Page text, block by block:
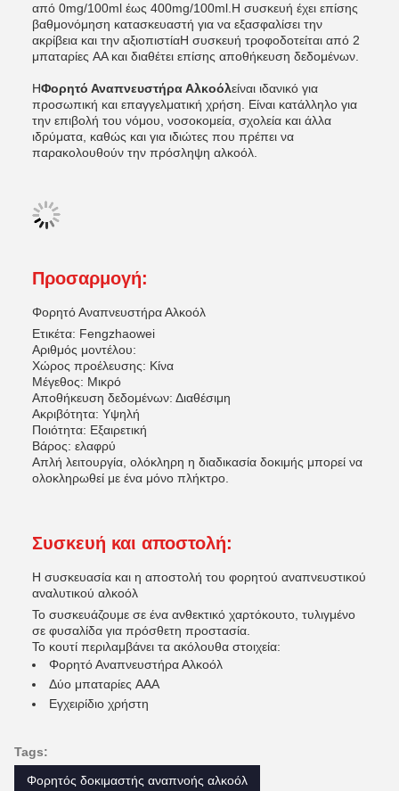
από 0mg/100ml έως 400mg/100ml.Η συσκευή έχει επίσης
βαθμονόμηση κατασκευαστή για να εξασφαλίσει την
ακρίβεια και την αξιοπιστίαΗ συσκευή τροφοδοτείται από 2
μπαταρίες AA και διαθέτει επίσης αποθήκευση δεδομένων.
ΗΦορητό Αναπνευστήρα Αλκοόλείναι ιδανικό για
προσωπική και επαγγελματική χρήση. Είναι κατάλληλο για
την επιβολή του νόμου, νοσοκομεία, σχολεία και άλλα
ιδρύματα, καθώς και για ιδιώτες που πρέπει να
παρακολουθούν την πρόσληψη αλκοόλ.
Προσαρμογή:
Φορητό Αναπνευστήρα Αλκοόλ
Ετικέτα: Fengzhaowei
Αριθμός μοντέλου:
Χώρος προέλευσης: Κίνα
Μέγεθος: Μικρό
Αποθήκευση δεδομένων: Διαθέσιμη
Ακριβότητα: Υψηλή
Ποιότητα: Εξαιρετική
Βάρος: ελαφρύ
Απλή λειτουργία, ολόκληρη η διαδικασία δοκιμής μπορεί να
ολοκληρωθεί με ένα μόνο πλήκτρο.
Συσκευή και αποστολή:
Η συσκευασία και η αποστολή του φορητού αναπνευστικού
αναλυτικού αλκοόλ
Το συσκευάζουμε σε ένα ανθεκτικό χαρτόκουτο, τυλιγμένο
σε φυσαλίδα για πρόσθετη προστασία.
Το κουτί περιλαμβάνει τα ακόλουθα στοιχεία:
Φορητό Αναπνευστήρα Αλκοόλ
Δύο μπαταρίες AAA
Εγχειρίδιο χρήστη
Tags:
Φορητός δοκιμαστής αναπνοής αλκοόλ